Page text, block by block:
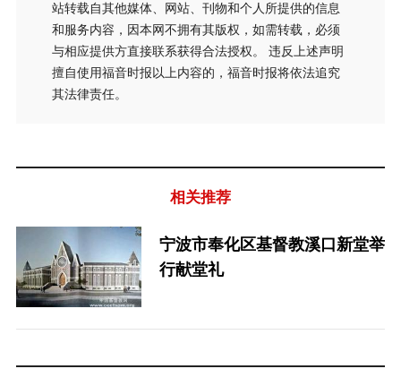
站转载自其他媒体、网站、刊物和个人所提供的信息
和服务内容，因本网不拥有其版权，如需转载，必须
与相应提供方直接联系获得合法授权。 违反上述声明
擅自使用福音时报以上内容的，福音时报将依法追究
其法律责任。
相关推荐
宁波市奉化区基督教溪口新堂举
行献堂礼